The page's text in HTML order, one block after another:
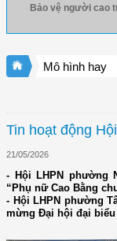
Bảo vệ người cao
Mô hình hay
Tin hoạt động
21/05/2026
- Hội LHPN phường
“Phụ nữ Cao Bằng
- Hội LHPN phường
mừng Đại hội đại